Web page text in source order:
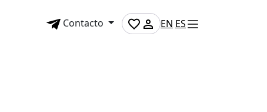
Contacto EN ES